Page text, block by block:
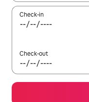
Check-in
Check-out